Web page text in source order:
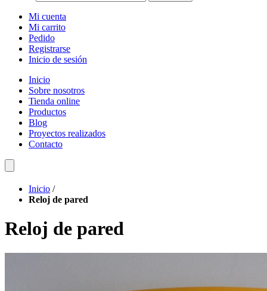
Mi cuenta
Mi carrito
Pedido
Registrarse
Inicio de sesión
Inicio
Sobre nosotros
Tienda online
Productos
Blog
Proyectos realizados
Contacto
Inicio /
Reloj de pared
Reloj de pared